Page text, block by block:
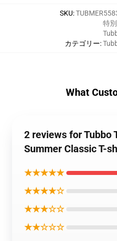
SKU:
カテゴリー:
特
What
2 reviews for Tubbo
Summer Classic T-
★★★★★
★★★★☆
★★★☆☆
★★☆☆☆